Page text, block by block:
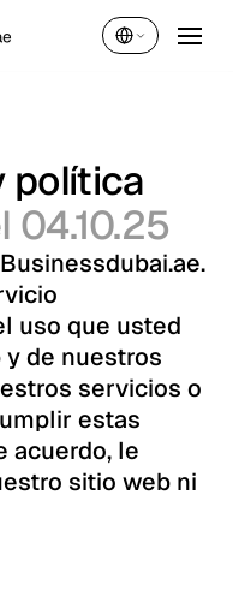
Español
política
04.10.25
uso que usted
de nuestros
servicios o
estas
acuerdo, le
sitio web ni